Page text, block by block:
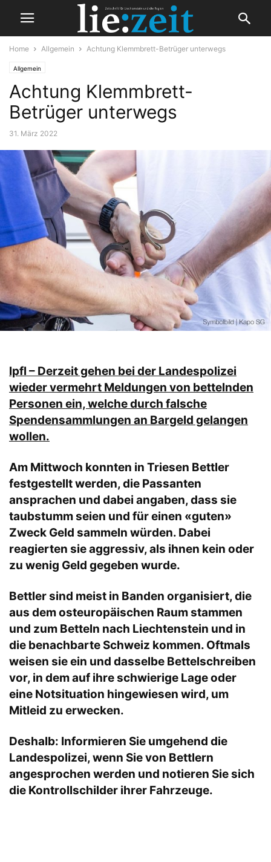
Home Allgemein Achtung Klemmbrett-Betrüger unterwegs
Allgemein
Achtung Klemmbrett-
Betrüger unterwegs
31. März 2022
lpfl – Derzeit gehen bei der Landespolizei
wieder vermehrt Meldungen von bettelnden
Personen ein, welche durch falsche
Spendensammlungen an Bargeld gelangen
wollen.
Am Mittwoch konnten in Triesen Bettler
festgestellt werden, die Passanten
ansprachen und dabei angaben, dass sie
taubstumm seien und für einen «guten»
Zweck Geld sammeln würden. Dabei
reagierten sie aggressiv, als ihnen kein oder
zu wenig Geld gegeben wurde.
Bettler sind meist in Banden organisiert, die
aus dem osteuropäischen Raum stammen
und zum Betteln nach Liechtenstein und in
die benachbarte Schweiz kommen. Oftmals
weisen sie ein und dasselbe Bettelschreiben
vor, in dem auf ihre schwierige Lage oder
eine Notsituation hingewiesen wird, um
Mitleid zu erwecken.
Deshalb: Informieren Sie umgehend die
Landespolizei, wenn Sie von Bettlern
angesprochen werden und notieren Sie sich
die Kontrollschilder ihrer Fahrzeuge.